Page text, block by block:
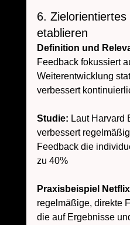
6.
etablieren
Definition und
Feedback fokussiert
Weiterentwicklung
verbessert
Studie: Laut Harvard
verbessert
Feedback die
zu 40%
Praxisbeispiel
regelmäßige, direkte
die auf Ergebnisse